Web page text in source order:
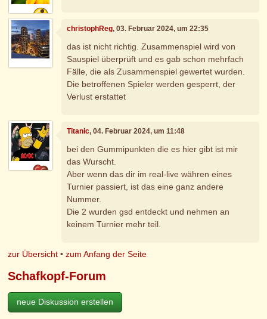
christophReg, 03. Februar 2024, um 22:35
das ist nicht richtig. Zusammenspiel wird von
Sauspiel überprüft und es gab schon mehrfach
Fälle, die als Zusammenspiel gewertet wurden.
Die betroffenen Spieler werden gesperrt, der
Verlust erstattet
Titanic, 04. Februar 2024, um 11:48
bei den Gummipunkten die es hier gibt ist mir
das Wurscht.
Aber wenn das dir im real-live währen eines
Turnier passiert, ist das eine ganz andere
Nummer.
Die 2 wurden gsd entdeckt und nehmen an
keinem Turnier mehr teil.
zur Übersicht •zum Anfang der Seite
Schafkopf-Forum
neue Diskussion erstellen